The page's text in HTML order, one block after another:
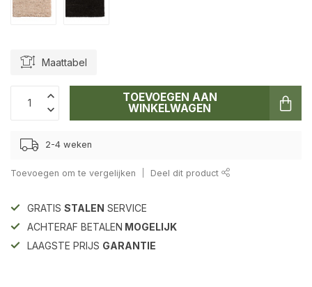
Maattabel
TOEVOEGEN AAN
WINKELWAGEN
2-4 weken
Toevoegen om te vergelijken Deel dit product
GRATIS STALEN SERVICE
ACHTERAF BETALEN MOGELIJK
LAAGSTE PRIJS GARANTIE